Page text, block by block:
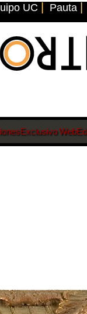
UC Pauta
Exclusivo Web